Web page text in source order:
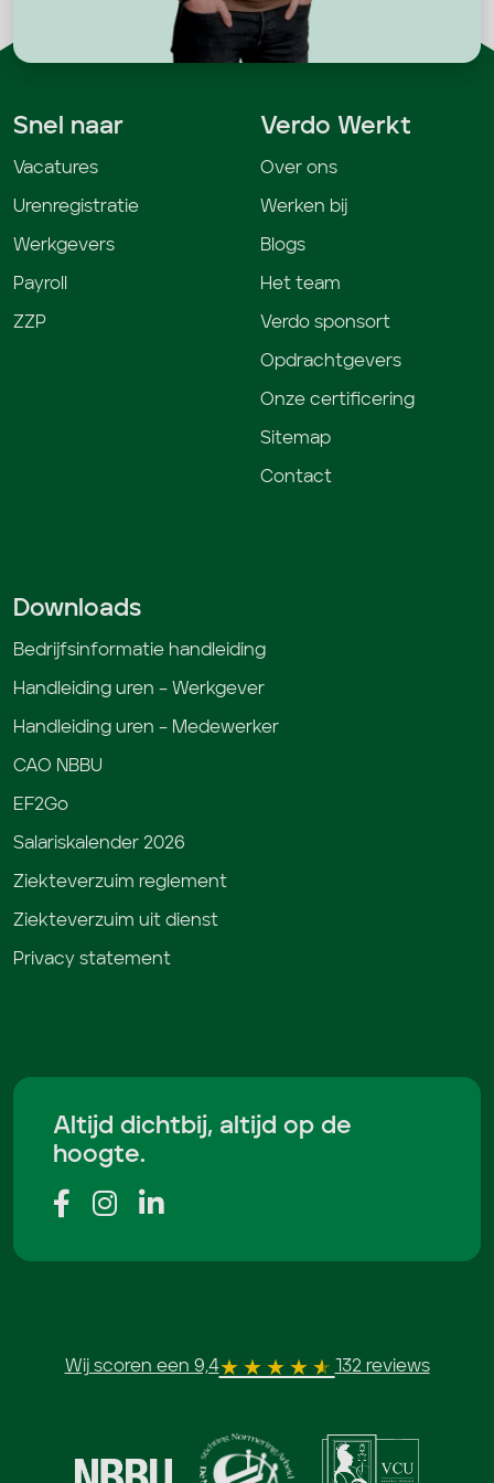
Snel naar
Vacatures
Urenregistratie
Werkgevers
Payroll
ZZP
Verdo Werkt
Over ons
Werken bij
Blogs
Het team
Verdo sponsort
Opdrachtgevers
Onze certificering
Sitemap
Contact
Downloads
Bedrijfsinformatie handleiding
Handleiding uren – Werkgever
Handleiding uren – Medewerker
CAO NBBU
EF2Go
Salariskalender 2026
Ziekteverzuim reglement
Ziekteverzuim uit dienst
Privacy statement
Altijd dichtbij, altijd op de
hoogte.
Wij scoren een 9,4 132 reviews